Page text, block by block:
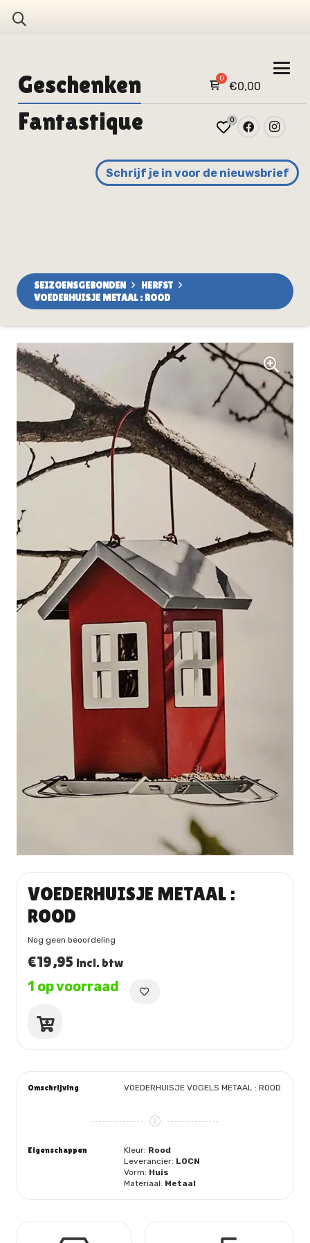
Geschenken €0,00
Fantastique 0
Schrijf je in voor de nieuwsbrief
SEIZOENSGEBONDEN
HERFST
VOEDERHUISJE METAAL : ROOD
VOEDERHUISJE METAAL :
ROOD
Nog geen beoordeling
€19,95 incl. btw
1 op voorraad
VOEDERHUISJE
aantal
Omschrijving VOEDERHUISJE VOGELS METAAL : ROOD
Eigenschappen Kleur: Rood
Leverancier: LOCN
Vorm: Huis
Materiaal: Metaal